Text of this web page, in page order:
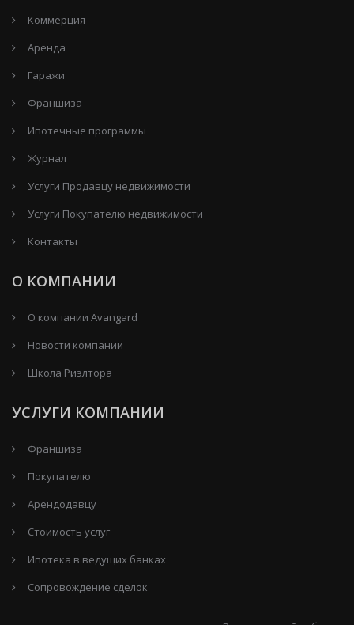
Коммерция
Аренда
Гаражи
Франшиза
Ипотечные программы
Журнал
Услуги Продавцу недвижимости
Услуги Покупателю недвижимости
Контакты
О КОМПАНИИ
О компании Avangard
Новости компании
Школа Риэлтора
УСЛУГИ КОМПАНИИ
Франшиза
Покупателю
Арендодавцу
Стоимость услуг
Ипотека в ведущих банках
Сопровождение сделок